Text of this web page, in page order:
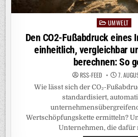
PostedUMWELT
Den CO2-Fußabdruck eines
einheitlich, vergleichbar
berechnen: So
RSS-FEED 7.
Wie lässt sich der CO₂-
standardisiert,
Wertschöpfungskette ermitteln?
Unternehmen, die dafür